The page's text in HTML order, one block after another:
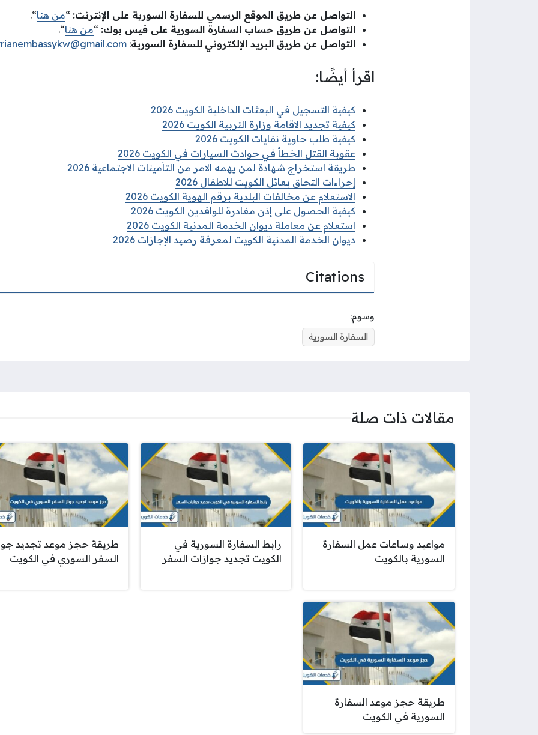
التواصل عن طريق الموقع الرسمي للسفارة السورية على الإنترنت: “من هنا“.
التواصل عن طريق حساب السفارة السورية على فيس بوك: “من هنا“.
التواصل عن طريق البريد الإلكتروني للسفارة السورية:
اقرأ أيضًا:
كيفية التسجيل في البعثات الداخلية الكويت 2026
كيفية تجديد الاقامة وزارة التربية الكويت 2026
كيفية طلب حاوية نفايات الكويت 2026
عقوبة القتل الخطأ في حوادث السيارات في الكويت 2026
طريقة استخراج شهادة لمن يهمه الامر من التأمينات الاجتماعية 2026
إجراءات التحاق بعائل الكويت للاطفال 2026
الاستعلام عن مخالفات البلدية برقم الهوية الكويت 2026
كيفية الحصول على إذن مغادرة للوافدين الكويت 2026
استعلام عن معاملة ديوان الخدمة المدنية الكويت 2026
ديوان الخدمة المدنية الكويت لمعرفة رصيد الإجازات 2026
Citations
وسوم:
السفارة السورية
مقالات ذات صلة
مواعيد وساعات عمل السفارة
السورية بالكويت
رابط السفارة السورية في
الكويت تجديد جوازات السفر
طريقة حجز موعد تجديد
السفر السوري في الكويت
طريقة حجز موعد السفارة
السورية في الكويت